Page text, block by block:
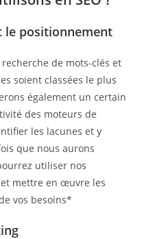
le positionnement
de mots-clés et
soient classées le plus
également un certain
des moteurs de
les lacunes et y
que nous aurons
utiliser nos
mettre en œuvre les
vos besoins*